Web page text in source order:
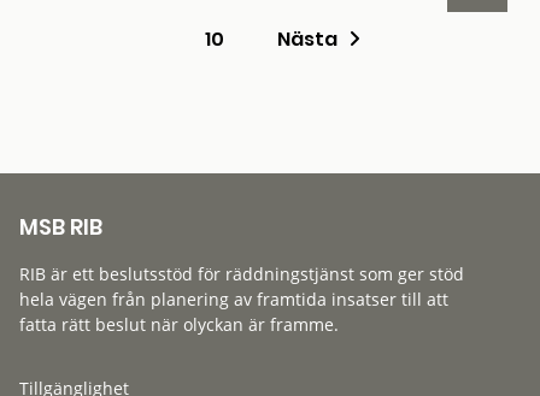
10
Nästa
MSB RIB
RIB är ett beslutsstöd för räddningstjänst som ger stöd
hela vägen från planering av framtida insatser till att
fatta rätt beslut när olyckan är framme.
Tillgänglighet